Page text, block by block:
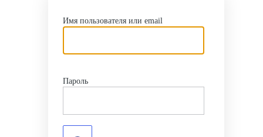
Имя пользователя или email
Пароль